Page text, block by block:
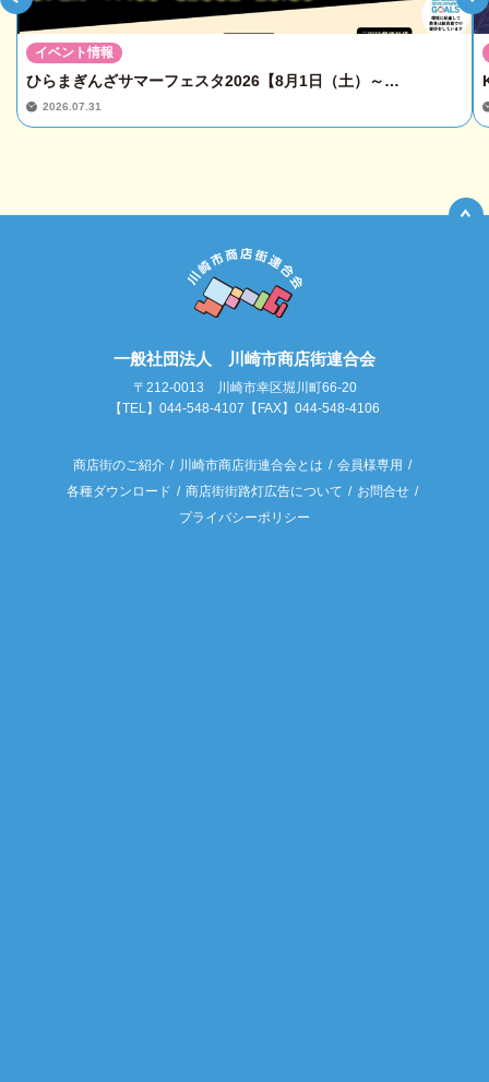
ひらまぎんざサマーフェスタ2026【8月1日（土）～…
2026.07.31
イベント情報
一般社団法人 川崎市商店街連合会
〒212-0013 川崎市幸区堀川町66-20
【TEL】044-548-4107【FAX】044-548-4106
商店街のご紹介 川崎市商店街連合会とは
会員様専用
各種ダウンロード
商店街街路灯広告について
お問合せ
プライバシーポリシー